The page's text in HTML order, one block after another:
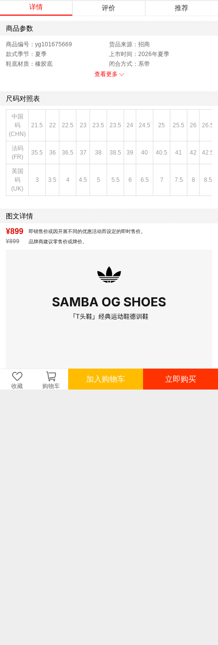
详情 评价 推荐
商品参数
商品编号：yg101675669
货品来源：招商
款式季节：夏季
上市时间：2026年夏季
鞋底材质：橡胶底
闭合方式：系带
查看更多
尺码对照表
中国
码
(CHN)
21.5 22 22.5 23 23.5 23.5 24 24.5 25 25.5 26 26.5
法码
(FR)
35.5 36 36.5 37 38 38.5 39 40 40.5 41 42 42.5
英国
码
(UK)
3 3.5 4 4.5 5 5.5 6 6.5 7 7.5 8 8.5
图文详情
¥899 即销售价或因开展不同的优惠活动而设定的即时售价。
¥899 品牌商建议零售价或牌价。
收藏 购物车
加入购物车 立即购买